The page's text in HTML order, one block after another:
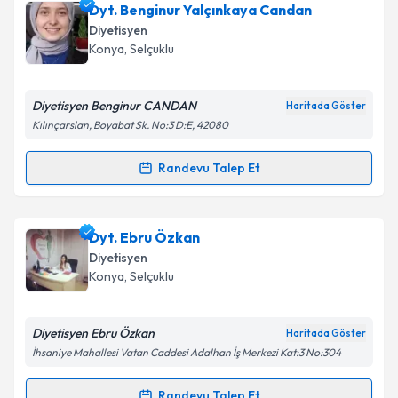
Dyt. Büşra Özdengülsün Telciiçin randevu takvimi
talebi oluşturun. Size bu uzmandan randevu almanız
için bir takvim hazırlandığında e-posta ile
bilgilendireceğiz.
Kişisel verilerimin işlenmesine ilişkinAydınlatma
kapsamda işlenmesini kabul ediyorum.
Takvim Talebini Gönder
Dyt. Benginur Yalçınkaya Candan
Diyetisyen
Konya, Selçuklu
Diyetisyen Benginur CANDAN Haritada Göster
Kılınçarslan, Boyabat Sk. No:3 D:E, 42080
Randevu Talep Et
Randevu Takvimi Talebi
Dyt. Benginur Yalçınkaya Candan
takvimi talebi oluşturun. Size bu uzmandan randevu
almanız için bir takvim hazırlandığında e-posta ile
bilgilendireceğiz.
E-posta Adresiniz
Dyt. Ebru Özkan
Diyetisyen
Konya, Selçuklu
Diyetisyen Ebru Özkan Haritada Göster
İhsaniye Mahallesi Vatan Caddesi Adalhan İş Merkezi Kat:3 No:304